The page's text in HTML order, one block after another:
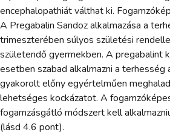
encephalopathiát válthat ki.
A Pregabalin Sandoz alkalmazása a
trimeszterében súlyos születési
születendő gyermekben. A pregabalint
esetben szabad alkalmazni a terhesség
gyakorolt előny egyértelműen
lehetséges kockázatot. A
fogamzásgátló módszert kell
(lásd 4.6 pont).